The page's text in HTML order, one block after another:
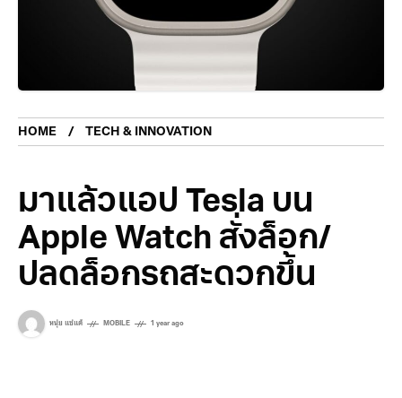
HOME TECH & INNOVATION
มาแล้วแอป Tesla บน
Apple Watch สั่งล็อก/
ปลดล็อกรถสะดวกขึ้น
หนุ่ย แซ่แต้ MOBILE 1 year ago